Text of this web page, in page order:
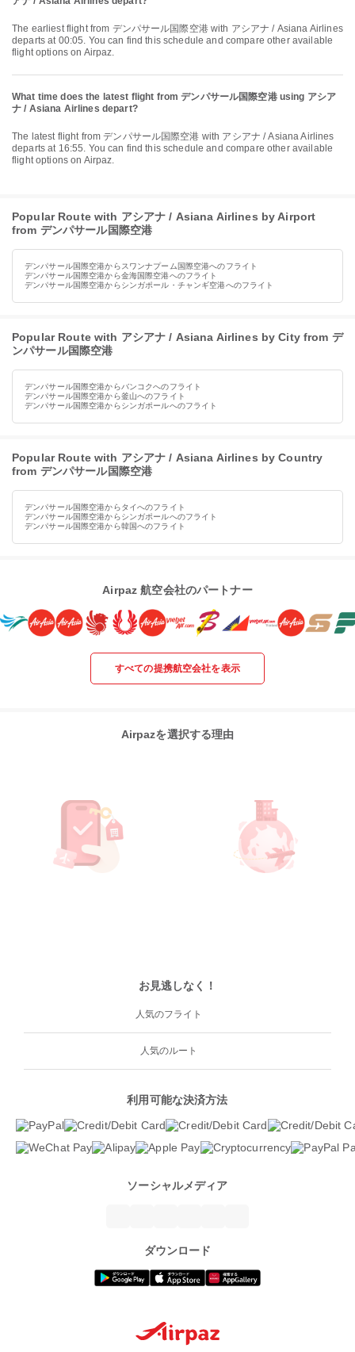
The earliest flight from デンパサール国際空港 with アシアナ / Asiana Airlines
departs at 00:05. You can find this schedule and compare other available
flight options on Airpaz.
What time does the latest flight from デンパサール国際空港 using アシア
ナ / Asiana Airlines depart?
The latest flight from デンパサール国際空港 with アシアナ / Asiana Airlines
departs at 16:55. You can find this schedule and compare other available
flight options on Airpaz.
Popular Route with アシアナ / Asiana Airlines by Airport
from デンパサール国際空港
デンパサール国際空港からスワンナプーム国際空港へのフライト
デンパサール国際空港から金海国際空港へのフライト
デンパサール国際空港からシンガポール・チャンギ空港へのフライト
Popular Route with アシアナ / Asiana Airlines by City from デ
ンパサール国際空港
デンパサール国際空港からバンコクへのフライト
デンパサール国際空港から釜山へのフライト
デンパサール国際空港からシンガポールへのフライト
Popular Route with アシアナ / Asiana Airlines by Country
from デンパサール国際空港
デンパサール国際空港からタイへのフライト
デンパサール国際空港からシンガポールへのフライト
デンパサール国際空港から韓国へのフライト
Airpaz 航空会社のパートナー
すべての提携航空会社を表示
Airpazを選択する理由
お見逃しなく！
人気のフライト
人気のルート
利用可能な決済方法
ソーシャルメディア
ダウンロード